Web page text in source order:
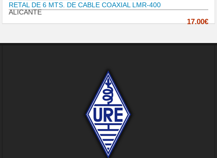
RETAL DE 6 MTS. DE CABLE COAXIAL LMR-400
ALICANTE
17.00€